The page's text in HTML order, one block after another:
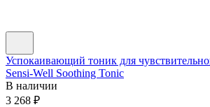
Успокаивающий тоник для
Sensi-Well Soothing Tonic
В наличии
3 268 ₽